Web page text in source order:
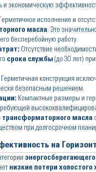
и экономическую
Герметичное исполнение и
масла. Это
бесперебойную работу.
Отсутствие
срока службы (до 30 лет)
Герметичная конструкция
безопасным решением.
Компактные размеры и
трансформаторного масла
при долгосрочном
на
энергосберегающего
низкие потери холостого